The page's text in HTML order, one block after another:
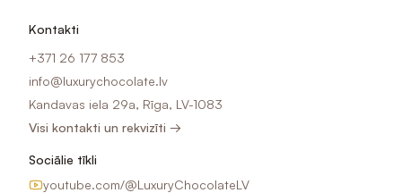
Kontakti
+371 26 177 853
info@luxurychocolate.lv
Kandavas iela 29a, Rīga, LV-1083
Visi kontakti un rekvizīti →
Sociālie tīkli
youtube.com/@LuxuryChocolateLV